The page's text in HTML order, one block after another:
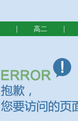
| 高二 |